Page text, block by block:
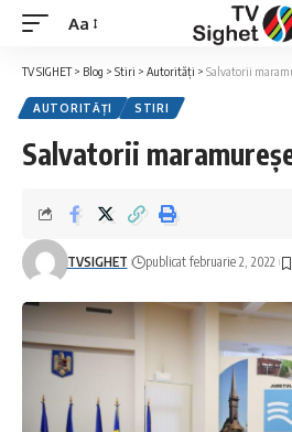
Font
Resizer
Aa
TV SIGHET> Blog > Stiri > Autorități > Salvatorii
AUTORITĂȚI STIRI
Salvatorii
TVSIGHET publicat februarie 2, 2022